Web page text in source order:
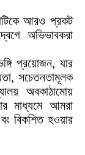
আরও প্রকট
অভিভাবকরা
প্রয়োজন, যার
সচেতনতামূলক
অবকাঠামোয়
মাধ্যমে আমরা
বিকশিত হওয়ার